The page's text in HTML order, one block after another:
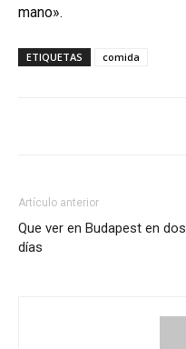
mano».
ETIQUETAS comida
Artículo anterior
Que ver en Budapest en dos
días